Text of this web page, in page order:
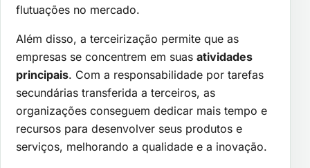
flutuações no mercado.
Além disso, a terceirização permite que as
empresas se concentrem em suas atividades
principais. Com a responsabilidade por tarefas
secundárias transferida a terceiros, as
organizações conseguem dedicar mais tempo e
recursos para desenvolver seus produtos e
serviços, melhorando a qualidade e a inovação.